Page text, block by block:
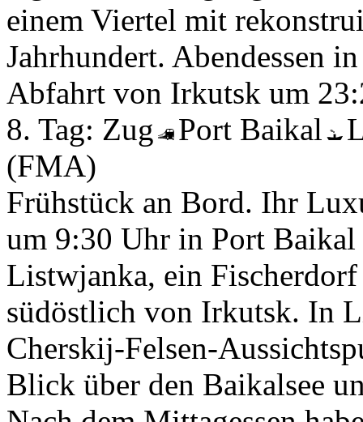
einem Viertel mit
Jahrhundert. Abendessen
Abfahrt von Irkutsk um
8. Tag: Zug Port Baikal
(FMA)
Frühstück an Bord. Ihr
um 9:30 Uhr in Port Baikal
Listwjanka, ein
südöstlich von Irkutsk. In
Cherskij-Felsen-
Blick über den Baikalsee